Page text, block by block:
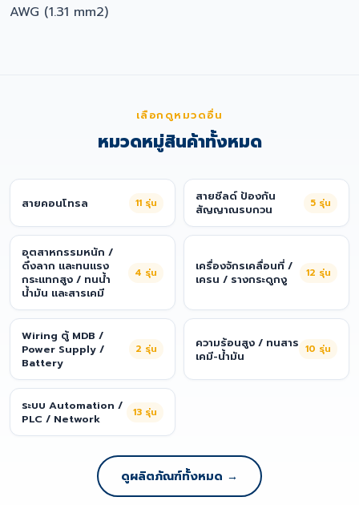
AWG (1.31 mm2)
เลือกดูหมวดอื่น
หมวดหมู่สินค้าทั้งหมด
สายคอนโทรล 11 รุ่น
สายชีลด์ ป้องกัน
สัญญาณรบกวน
5 รุ่น
อุตสาหกรรมหนัก /
ดึงลาก และทนแรง
กระแทกสูง / ทนน้ำ
น้ำมัน และสารเคมี
4 รุ่น
เครื่องจักรเคลื่อนที่ /
เครน / รางกระดูกงู
12 รุ่น
Wiring ตู้ MDB /
Power Supply /
Battery
2 รุ่น
ความร้อนสูง / ทนสาร
เคมี-น้ำมัน
10 รุ่น
ระบบ Automation /
PLC / Network
13 รุ่น
ดูผลิตภัณฑ์ทั้งหมด →